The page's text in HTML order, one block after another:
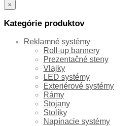
×
Kategórie produktov
Reklamné systémy
Roll-up bannery
Prezentačné steny
Vlajky
LED systémy
Exteriérové systémy
Rámy
Stojany
Stolíky
Napínacie systémy